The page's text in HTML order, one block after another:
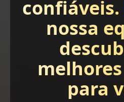
confiáveis.
nossa
para